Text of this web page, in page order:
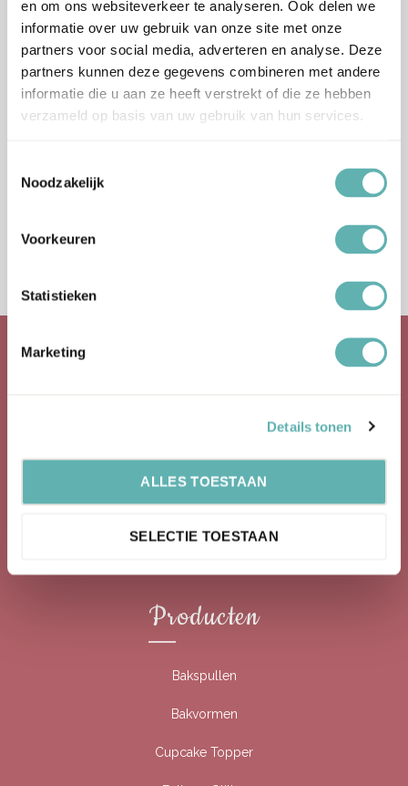
en om ons websiteverkeer te analyseren. Ook delen we
informatie over uw gebruik van onze site met onze
partners voor social media, adverteren en analyse. Deze
partners kunnen deze gegevens combineren met andere
informatie die u aan ze heeft verstrekt of die ze hebben
verzameld op basis van uw gebruik van hun services.
Noodzakelijk
Voorkeuren
Statistieken
Marketing
Details tonen
ALLES TOESTAAN
SELECTIE TOESTAAN
Bestel
Rolfondant (250g)
€3.29 Inclusief BTW
Bestel
(1kg) (SmArtFlex)
verkoop van bakartikelen.
Baking Queen is opgestart in 2016.
Facebook
Producten
Bakspullen
Bakvormen
Cupcake Topper